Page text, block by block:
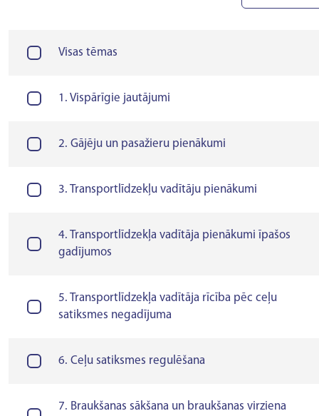
Visas tēmas
1. Vispārīgie jautājumi
2. Gājēju un pasažieru pienākumi
3. Transportlīdzekļu vadītāju pienākumi
4. Transportlīdzekļa vadītāja pienākumi īpašos
gadījumos
5. Transportlīdzekļa vadītāja rīcība pēc ceļu
satiksmes negadījuma
6. Ceļu satiksmes regulēšana
7. Braukšanas sākšana un braukšanas virziena